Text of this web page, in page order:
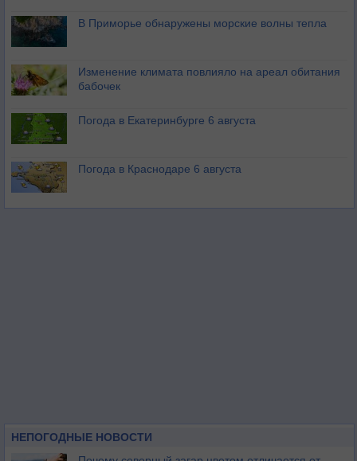
В Приморье обнаружены морские волны тепла
Изменение климата повлияло на ареал обитания
бабочек
Погода в Екатеринбурге 6 августа
Погода в Краснодаре 6 августа
НЕПОГОДНЫЕ НОВОСТИ